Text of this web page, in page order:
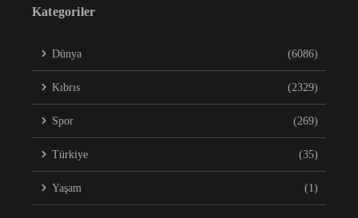
Kategoriler
Dünya (6086)
Kıbrıs (2329)
Spor (269)
Türkiye (35)
Yaşam (1)